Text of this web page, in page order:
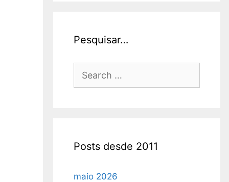
Pesquisar…
Search
Posts desde 2011
maio 2026